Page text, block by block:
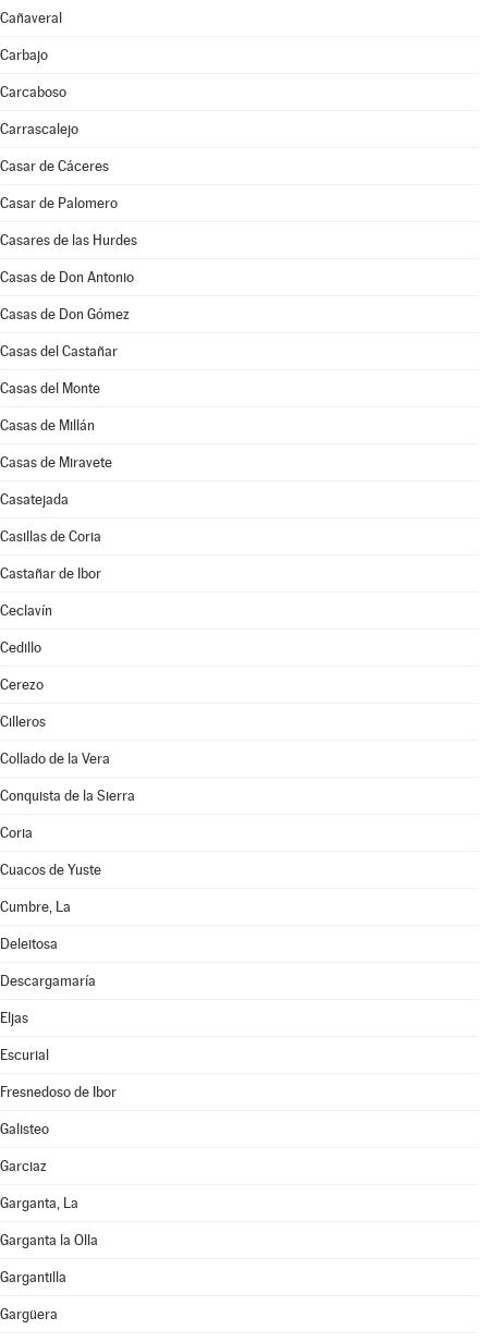
Cañaveral
Carbajo
Carcaboso
Carrascalejo
Casar de Cáceres
Casar de Palomero
Casares de las Hurdes
Casas de Don Antonio
Casas de Don Gómez
Casas del Castañar
Casas del Monte
Casas de Millán
Casas de Miravete
Casatejada
Casillas de Coria
Castañar de Ibor
Ceclavín
Cedillo
Cerezo
Cilleros
Collado de la Vera
Conquista de la Sierra
Coria
Cuacos de Yuste
Cumbre, La
Deleitosa
Descargamaría
Eljas
Escurial
Fresnedoso de Ibor
Galisteo
Garciaz
Garganta, La
Garganta la Olla
Gargantilla
Gargüera